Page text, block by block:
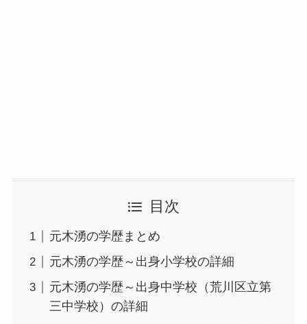
目次
元木湧の学歴まとめ
元木湧の学歴～出身小学校の詳細
元木湧の学歴～出身中学校（荒川区立第
三中学校）の詳細